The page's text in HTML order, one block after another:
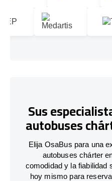
Sus
autobuses
Elija OsaBus para una
autobuses chárter
comodidad y la fiabilidad
hoy mismo para